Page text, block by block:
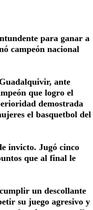
para ganar a
campeón nacional
ante
que logro el
demostrada
el basquetbol del
invicto. Jugó cinco
que al final le
un descollante
su juego agresivo y